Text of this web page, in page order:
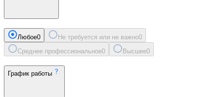
Любое0 Не требуется или не важно0
Среднее профессиональное0 Высшее0
График работы